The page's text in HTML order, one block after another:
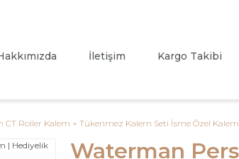
İletişim Kargo Takibi
Roller Kalem + Tükenmez Kalem Seti İsme Özel
Waterman